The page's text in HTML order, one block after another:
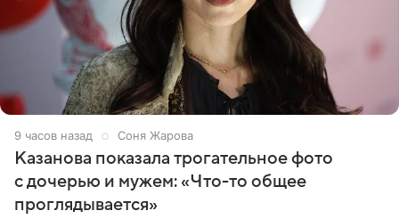
9 часов назад Соня Жарова
Казанова показала трогательное фото
с дочерью и мужем: «Что-то общее
проглядывается»